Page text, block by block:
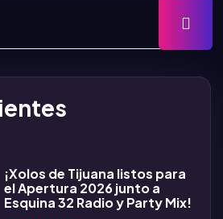
¡Xolos de Tijuana listos para
el Apertura 2026 junto a
Esquina 32 Radio y Party Mix!